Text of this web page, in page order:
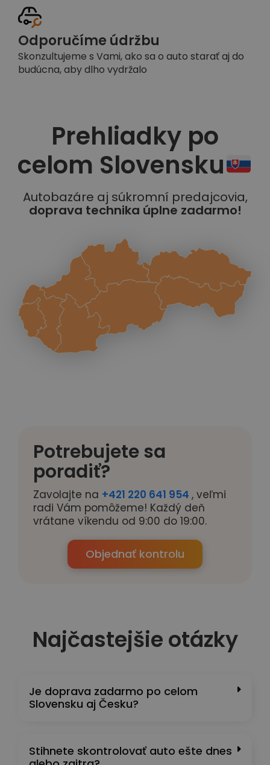
Odporučíme údržbu
Skonzultujeme s Vami, ako sa o auto starať aj do
budúcna, aby dlho vydržalo
Prehliadky po
celom Slovensku
Autobazáre aj súkromní predajcovia,
doprava technika úplne zadarmo!
Potrebujete sa
poradiť?
Zavolajte na +421 220 641 954 , veľmi
radi Vám pomôžeme! Každý deň
vrátane víkendu od 9:00 do 19:00.
Objednať kontrolu
Najčastejšie otázky
Je doprava zadarmo po celom
Slovensku aj Česku?
Stihnete skontrolovať auto ešte dnes